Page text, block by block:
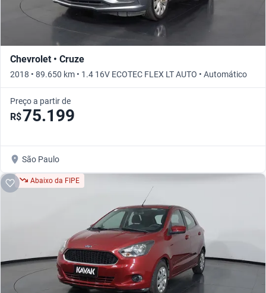
Chevrolet • Cruze
2018 • 89.650 km • 1.4 16V ECOTEC FLEX LT AUTO • Automático
Preço a partir de
R$75.199
São Paulo
Abaixo da FIPE